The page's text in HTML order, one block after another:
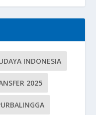
INDONESIA
2025